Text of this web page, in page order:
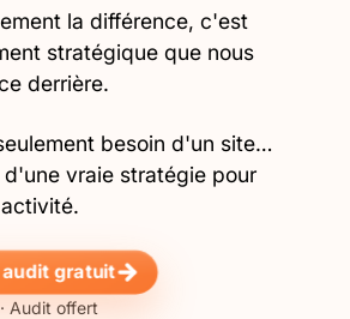
la différence, c'est
stratégique que nous
derrière.
besoin d'un site…
vraie stratégie pour
audit gratuit
Audit offert